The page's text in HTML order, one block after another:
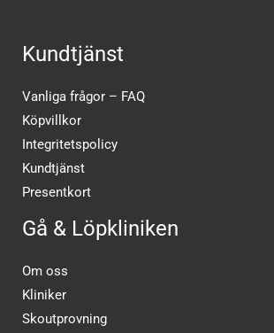
Kundtjänst
Vanliga frågor – FAQ
Köpvillkor
Integritetspolicy
Kundtjänst
Presentkort
Gå & Löpkliniken
Om oss
Kliniker
Skoutprovning